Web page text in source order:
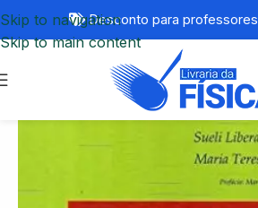
Skip to navigation
Skip to main content
Desconto para professores,